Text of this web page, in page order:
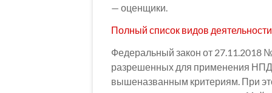
— оценщики.
Полный список видов
Федеральный закон от 27.11.2018
разрешенных для применения
вышеназванным критериям. При